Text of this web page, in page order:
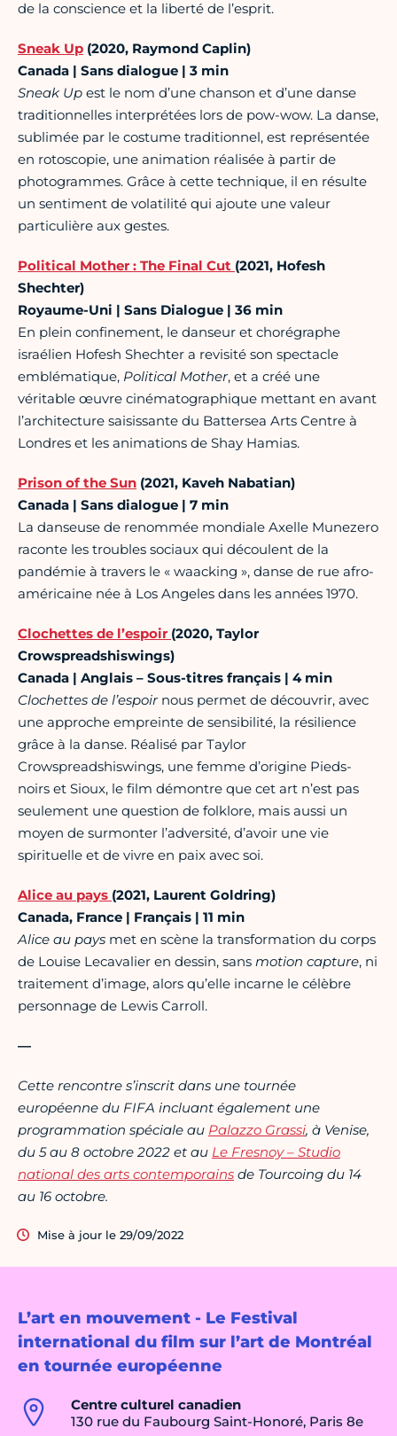
L’art en mouvement - Le Festival
international du film sur l’art de Montréal
en tournée européenne
Centre culturel canadien
130 rue du Faubourg Saint-Honoré, Paris 8e
de la conscience et la liberté de l’esprit.
Sneak Up (2020, Raymond Caplin)
Canada | Sans dialogue | 3 min
Sneak Up est le nom d’une chanson et d’une danse
traditionnelles interprétées lors de pow-wow. La danse,
sublimée par le costume traditionnel, est représentée
en rotoscopie, une animation réalisée à partir de
photogrammes. Grâce à cette technique, il en résulte
un sentiment de volatilité qui ajoute une valeur
particulière aux gestes.
Political Mother : The Final Cut (2021, Hofesh
Shechter)
Royaume-Uni | Sans Dialogue | 36 min
En plein confinement, le danseur et chorégraphe
israélien Hofesh Shechter a revisité son spectacle
emblématique, Political Mother, et a créé une
véritable œuvre cinématographique mettant en avant
l’architecture saisissante du Battersea Arts Centre à
Londres et les animations de Shay Hamias.
Prison of the Sun (2021, Kaveh Nabatian)
Canada | Sans dialogue | 7 min
La danseuse de renommée mondiale Axelle Munezero
raconte les troubles sociaux qui découlent de la
pandémie à travers le « waacking », danse de rue afro-
américaine née à Los Angeles dans les années 1970.
Clochettes de l’espoir (2020, Taylor
Crowspreadshiswings)
Canada | Anglais – Sous-titres français | 4 min
Clochettes de l’espoirnous permet de découvrir, avec
une approche empreinte de sensibilité, la résilience
grâce à la danse. Réalisé par Taylor
Crowspreadshiswings, une femme d’origine Pieds-
noirs et Sioux, le film démontre que cet art n’est pas
seulement une question de folklore, mais aussi un
moyen de surmonter l’adversité, d’avoir une vie
spirituelle et de vivre en paix avec soi.
Alice au pays (2021, Laurent Goldring)
Canada, France | Français | 11 min
Alice au pays met en scène la transformation du corps
de Louise Lecavalier en dessin, sans motion capture, ni
traitement d’image, alors qu’elle incarne le célèbre
personnage de Lewis Carroll.
—
Cette rencontre s’inscrit dans une tournée
européenne du FIFA incluant également une
programmation spéciale au Palazzo Grassi, à Venise,
du 5 au 8 octobre 2022 et au Le Fresnoy – Studio
national des arts contemporains de Tourcoing du 14
au 16 octobre.
Mise à jour le 29/09/2022